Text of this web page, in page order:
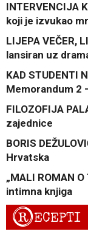
INTERVENCIJA
koji je izvukao
LIJEPA VEČER,
lansiran uz
KAD STUDENTI
Memorandum 2
FILOZOFIJA
zajednice
BORIS
Hrvatska
„MALI ROMAN
intimna knjiga
RECEPTI